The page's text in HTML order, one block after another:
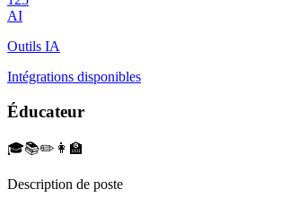
AI
Outils IA
Intégrations disponibles
Éducateur
🎓📚✏️👩‍🏫
Description de poste